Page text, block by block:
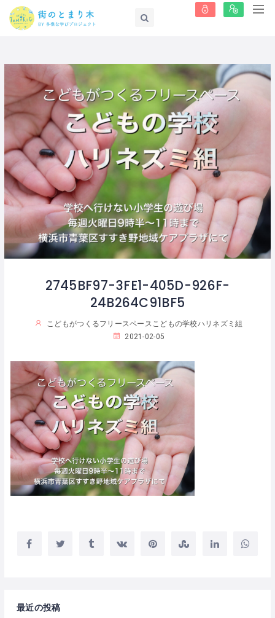
2745BF97-3FE1-405D-926F-
24B264C91BF5
こどもがつくるフリースペースこどもの学校ハリネズミ組
2021-02-05
最近の投稿